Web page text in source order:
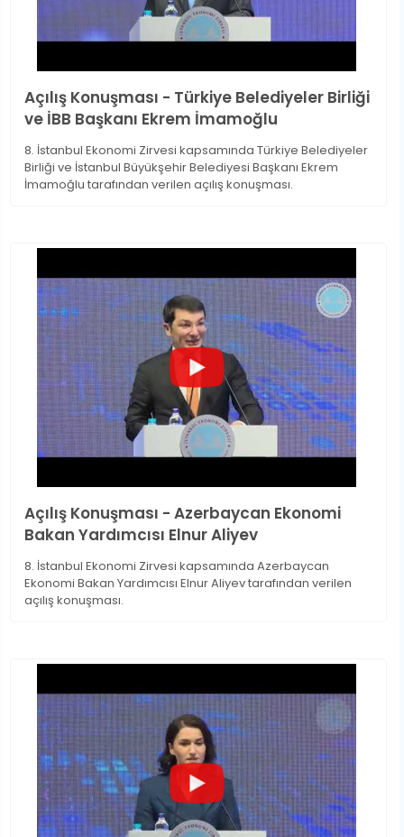
Açılış Konuşması - Türkiye Belediyeler Birliği
ve İBB Başkanı Ekrem İmamoğlu
8. İstanbul Ekonomi Zirvesi kapsamında Türkiye Belediyeler
Birliği ve İstanbul Büyükşehir Belediyesi Başkanı Ekrem
İmamoğlu tarafından verilen açılış konuşması.
Açılış Konuşması - Azerbaycan Ekonomi
Bakan Yardımcısı Elnur Aliyev
8. İstanbul Ekonomi Zirvesi kapsamında Azerbaycan
Ekonomi Bakan Yardımcısı Elnur Aliyev tarafından verilen
açılış konuşması.